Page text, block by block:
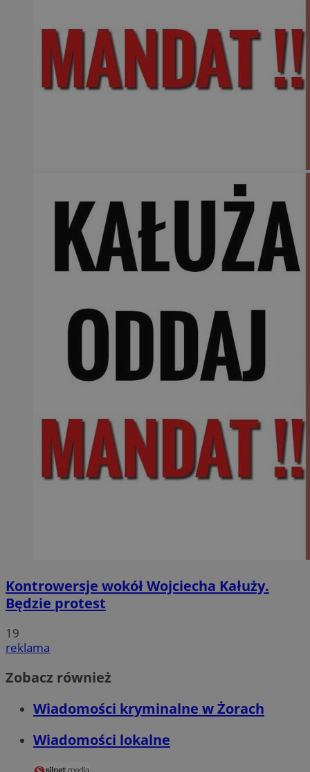
Kontrowersje wokół Wojciecha Kałuży.
Będzie protest
19
reklama
Zobacz również
Wiadomości kryminalne w Żorach
Wiadomości lokalne